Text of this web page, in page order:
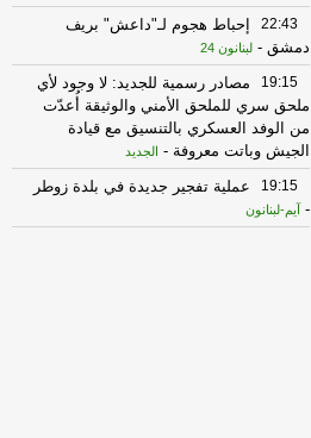
22:43
إحباط هجوم لـ"داعش" بريف
دمشق - لبنانون 24
19:15
مصادر رسمية للجديد: لا وجود لأي
ملحق سري للملحق الأمني والوثيقة أُعدّت
من الوفد العسكري بالتنسيق مع قيادة
الجيش وباتت معروفة - الجديد
19:15
عملية تفجير جديدة في بلدة زوطر
- آيم-لبنانون